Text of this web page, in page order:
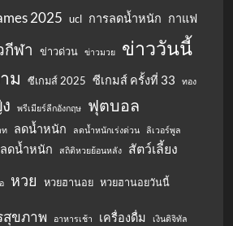
2025 ucl การลดน้ำหนัก กาแฟ
กีฬา ข่าวด่วน ข่าวมวย ข่าววันนี้
ม ซีเกมส์ 2025 ซีเกมส์ ครั้งที่ 33 ทอง
พรีเมียร์ลีกอังกฤษ ฟุตบอล
ท ลดน้ำหนัก ลดน้ำหนักเร่งด่วน
ลิเวอร์พูล
ดน้ำหนัก สถิติหวยย้อนหลัง สัตว์เลี้ยง
หวย หวยฮานอย หวยฮานอยวันนี้
สุขภาพ อาหารเช้า เครื่องดื่ม เงินดิจิทัล